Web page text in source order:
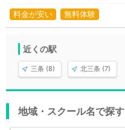
料金が安い 無料体験
近くの駅
三条 (8) 北三条 (7)
地域・スクール名で探す